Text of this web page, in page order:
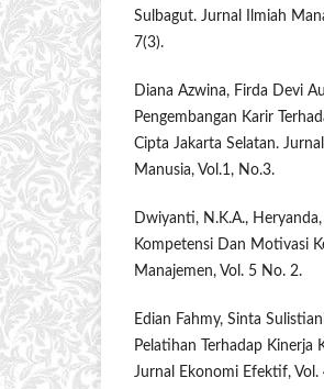
Sulbagut. Jurnal Ilmiah
7(3).
Diana Azwina, Firda Devi
Pengembangan Karir
Cipta Jakarta Selatan.
Manusia, Vol.1, No.3.
Dwiyanti, N.K.A., Heryanda,
Kompetensi Dan Motivasi
Manajemen, Vol. 5 No. 2.
Edian Fahmy, Sinta
Pelatihan Terhadap Kinerja
Jurnal Ekonomi Efektif, Vol.